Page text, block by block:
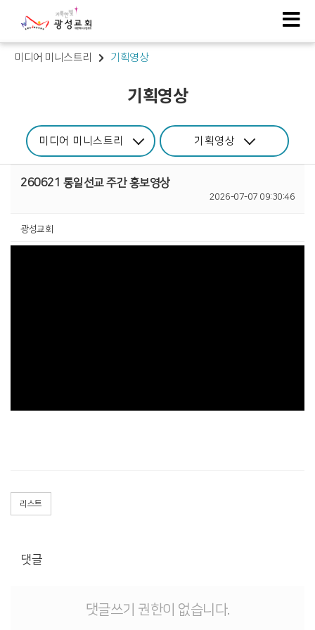
미디어 미니스트리 기획영상
기획영상
미디어 미니스트리 기획영상
260621 통일선교 주간 홍보영상
2026-07-07 09:30:46
광성교회
리스트
댓글
댓글쓰기 권한이 없습니다.